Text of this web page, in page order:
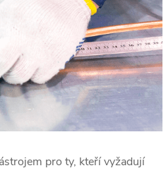
pro ty, kteří vyžadují